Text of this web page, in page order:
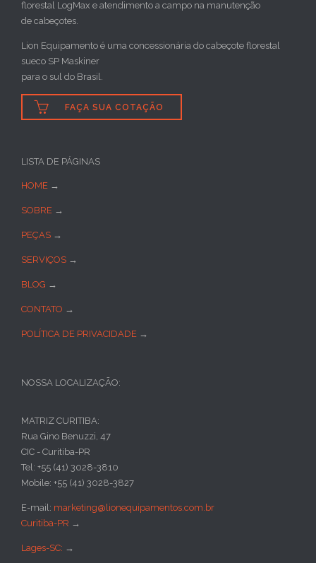
florestal LogMax e atendimento a campo na manutenção
de cabeçotes.
Lion Equipamento é uma concessionária do cabeçote florestal
sueco SP Maskiner
para o sul do Brasil.
 FAÇA SUA COTAÇÃO
LISTA DE PÁGINAS
HOME →
SOBRE →
PEÇAS →
SERVIÇOS →
BLOG →
CONTATO →
POLÍTICA DE PRIVACIDADE →
NOSSA LOCALIZAÇÃO:
MATRIZ CURITIBA:
Rua Gino Benuzzi, 47
CIC - Curitiba-PR
Tel: +55 (41) 3028-3810
Mobile: +55 (41) 3028-3827
E-mail: marketing@lionequipamentos.com.br
Curitiba-PR →
Lages-SC: →